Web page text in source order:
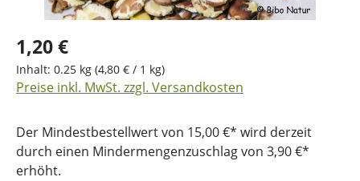
1,20 €
Inhalt: 0.25 kg (4,80 € / 1 kg)
Preise inkl. MwSt. zzgl. Versandkosten
Der Mindestbestellwert von 15,00 €* wird derzeit
durch einen Mindermengenzuschlag von 3,90 €*
erhöht.